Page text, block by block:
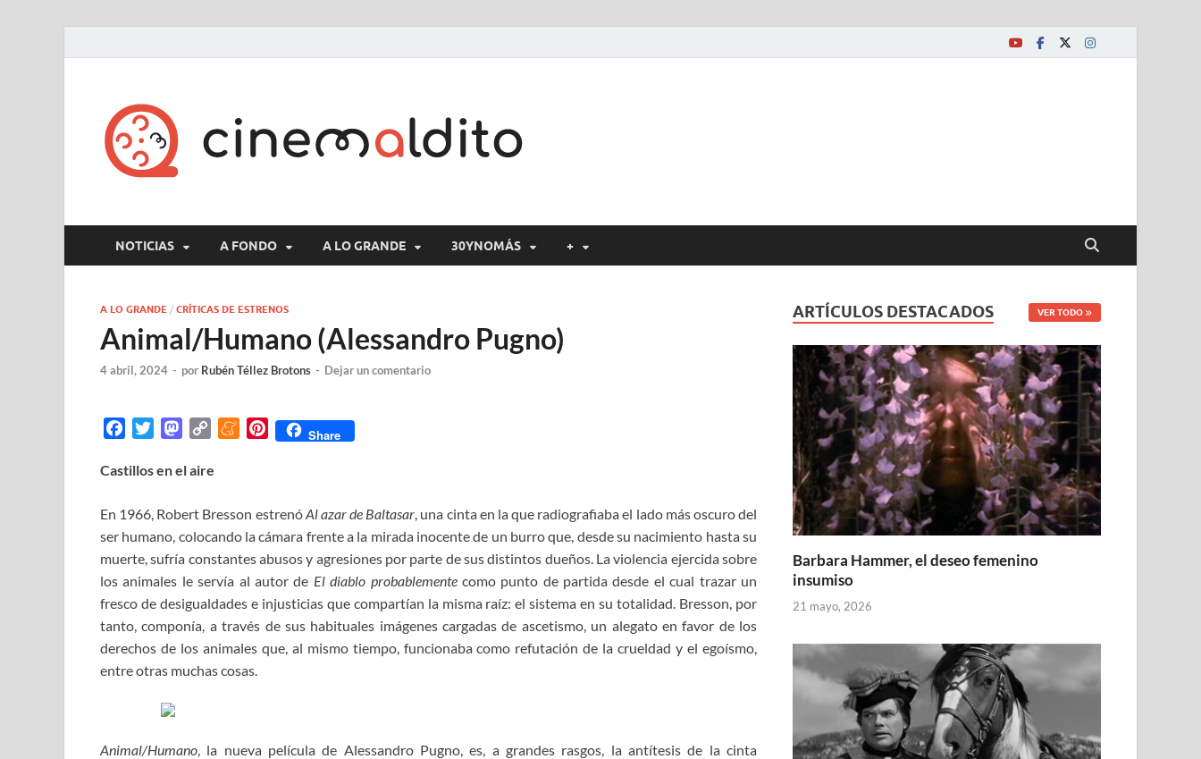
NOTICIAS A FONDO A LO GRANDE 30YNOMÁS +
A LO GRANDE / CRÍTICAS DE ESTRENOS
Animal/Humano (Alessandro Pugno)
4 abril, 2024 - por Rubén Téllez Brotons - Dejar un comentario
c
b
o
o
k
i
t
e
r
M
s
o
d
o
n
p
L
i
n
k
M
a
m
e
P
e
r
e
s
t
Share
Castillos en el aire
En 1966, Robert Bresson estrenóAl azar de Baltasar, una cinta en la que radiografiaba el lado más oscuro del
ser humano, colocando la cámara frente a la mirada inocente de un burro que, desde su nacimiento hasta su
muerte, sufría constantes abusos y agresiones por parte de sus distintos dueños. La violencia ejercida sobre
los animales le servía al autor de El diablo probablementecomo punto de partida desde el cual trazar un
fresco de desigualdades e injusticias que compartían la misma raíz: el sistema en su totalidad. Bresson, por
tanto, componía, a través de sus habituales imágenes cargadas de ascetismo, un alegato en favor de los
derechos de los animales que, al mismo tiempo, funcionaba como refutación de la crueldad y el egoísmo,
entre otras muchas cosas.
Animal/Humano, la nueva película de Alessandro Pugno, es, a grandes rasgos, la antítesis de la cinta
ARTÍCULOS DESTACADOS VER TODO
Barbara Hammer, el deseo femenino
insumiso
21 mayo, 2026